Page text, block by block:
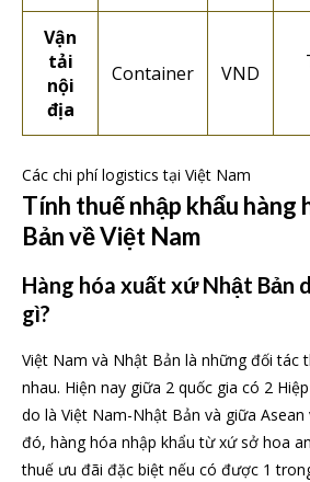
Vận
tải
nội
địa
Container VND
Các chi phí logistics tại Việt Nam
Tính thuế nhập khẩu hàng
Bản về Việt Nam
Hàng hóa xuất xứ Nhật Bản
gì?
Việt Nam và Nhật Bản là những đối tác
nhau. Hiện nay giữa 2 quốc gia có 2
do là Việt Nam-Nhật Bản và giữa
đó, hàng hóa nhập khẩu từ xứ sở hoa
thuế ưu đãi đặc biệt nếu có được 1